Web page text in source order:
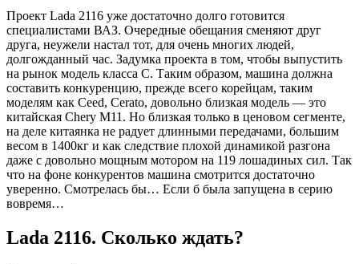
Проект Lada 2116 уже достаточно долго готовится
специалистами ВАЗ. Очередные обещания сменяют друг
друга, неужели настал тот, для очень многих людей,
долгожданный час. Задумка проекта в том, чтобы выпустить
на рынок модель класса C. Таким образом, машина должна
составить конкуренцию, прежде всего корейцам, таким
моделям как Ceed, Cerato, довольно близкая модель — это
китайская Chery M11. Но близкая только в ценовом сегменте,
на деле китаянка не радует длинными передачами, большим
весом в 1400кг и как следствие плохой динамикой разгона
даже с довольно мощным мотором на 119 лошадиных сил. Так
что на фоне конкурентов машина смотрится достаточно
уверенно. Смотрелась бы… Если б была запущена в серию
вовремя…
Lada 2116. Сколько ждать?